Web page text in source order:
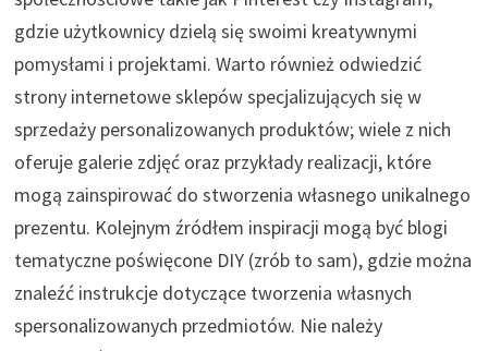
gdzie użytkownicy dzielą się swoimi kreatywnymi
pomysłami i projektami. Warto również odwiedzić
strony internetowe sklepów specjalizujących się w
sprzedaży personalizowanych produktów; wiele z nich
oferuje galerie zdjęć oraz przykłady realizacji, które
mogą zainspirować do stworzenia własnego unikalnego
prezentu. Kolejnym źródłem inspiracji mogą być blogi
tematyczne poświęcone DIY (zrób to sam), gdzie można
znaleźć instrukcje dotyczące tworzenia własnych
spersonalizowanych przedmiotów. Nie należy